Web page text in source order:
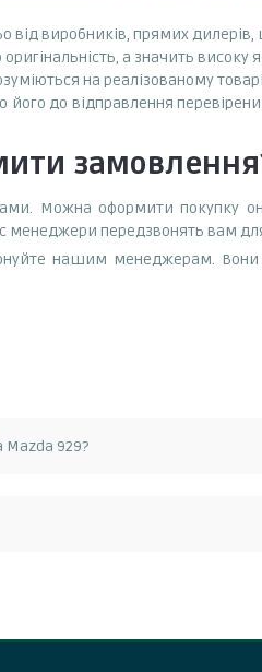
від виробників, прямих
а значить високу
на реалізованому
до відправлення
Можна оформити покупку
передзвонять вам
нашим менеджерам. Вони
929?
зі службою підтримки